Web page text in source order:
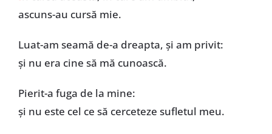
ascuns-au cursă mie.
Luat-am seamă de-a dreapta, și am privit:
și nu era cine să mă cunoască.
Pierit-a fuga de la mine:
și nu este cel ce să cerceteze sufletul meu.